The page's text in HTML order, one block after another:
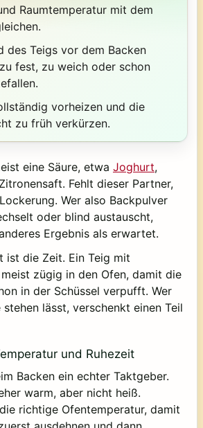
Raumtemperatur mit dem
des Teigs vor dem Backen
fest, zu weich oder schon
vorheizen und die
zu früh verkürzen.
eine Säure, etwa Joghurt,
Fehlt dieser Partner,
Wer also Backpulver
oder blind austauscht,
Ergebnis als erwartet.
ist die Zeit. Ein Teig mit
zügig in den Ofen, damit die
in der Schüssel verpufft. Wer
lässt, verschenkt einen Teil
und Ruhezeit
Backen ein echter Taktgeber.
warm, aber nicht heiß.
richtige Ofentemperatur, damit